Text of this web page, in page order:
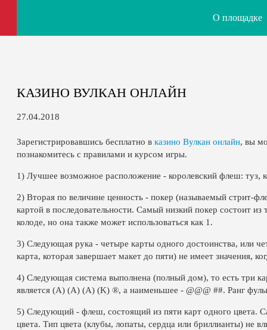
О площадке
КАЗИНО ВУЛКАН ОНЛАЙН
27.04.2018
Зарегистрировавшись бесплатно в казино Вулкан онлайн, вы
познакомитесь с правилами и курсом игры.
1) Лучшее возможное расположение - королевский флеш: туз,
2) Вторая по величине ценность - покер (называемый стрит-
картой в последовательности. Самый низкий покер состоит
колоде, но она также может использоваться как 1.
3) Следующая рука - четыре карты одного достоинства, или
карта, которая завершает макет до пяти) не имеет значения,
4) Следующая система выполнена (полный дом), то есть три
является (A) (A) (A) (K) ®, а наименьшее - @@@ ##. Ранг фулы
5) Следующий - флеш, состоящий из пяти карт одного цвета.
цвета. Тип цвета (клубы, лопаты, сердца или бриллианты) не